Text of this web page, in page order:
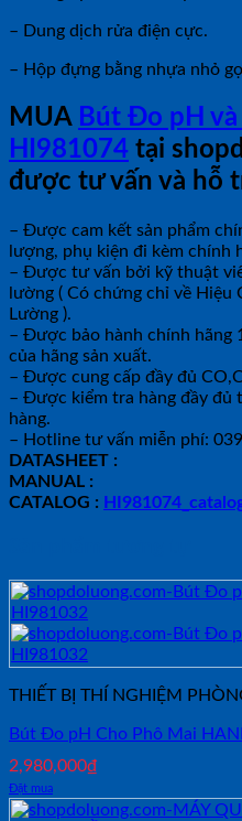
– Dung dịch rửa điện cực.
– Hộp đựng bằng nhựa nhỏ
MUA Bút Đo pH
HI981074 tại
được tư vấn và hỗ
– Được cam kết sản phẩm
lượng, phụ kiện đi kèm chính
– Được tư vấn bởi kỹ thuật
lường ( Có chứng chỉ về
Lường ).
– Được bảo hành chính hãng
của hãng sản xuất.
– Được cung cấp đầy đủ
– Được kiểm tra hàng đầy đủ
hàng.
– Hotline tư vấn miễn phí:
DATASHEET :
MANUAL :
CATALOG :
THIẾT BỊ THÍ NGHIỆM
Bút Đo pH Cho Phô Mai
2,980,000₫
Đặt mua